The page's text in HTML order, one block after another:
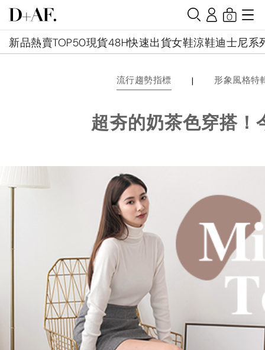
新品熱賣TOP50現貨48H快速出貨女鞋涼鞋迪士尼系
0
流行趨勢指標 | 形象風格特
超夯的奶茶色穿搭！